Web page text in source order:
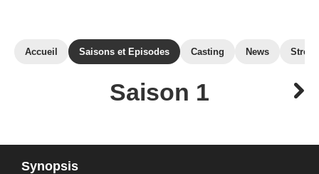
Accueil Saisons et Episodes Casting News
Saison 1
Synopsis